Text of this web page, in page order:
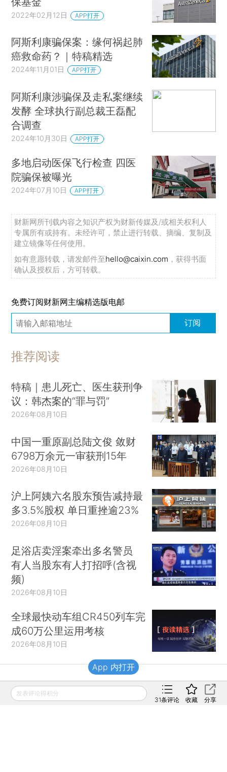
2022年02月12日 APP打开
阿斯利康骗保案：缘何祸起肺
癌救命药？｜特稿精选
2024年11月01日 APP打开
阿斯利康涉骗保及走私案继续
发酵 全球执行副总裁王磊配
合调查
2024年10月30日 APP打开
多地启动医保飞行检查 四医
院骗保被曝光
2024年07月10日 APP打开
财新网所刊载内容之知识产权为财新传媒及/或相关权利人
专属所有或持有。未经许可，禁止进行转载、摘编、复制及
建立镜像等任何使用。
如有意愿转载，请发邮件至hello@caixin.com ，获得书面
确认及授权后，方可转载。
免费订阅财新网主编精选版电邮
订阅
推荐阅读
特稿｜患儿死亡、医生获刑争
议：韩杰案的“罪与罚”
2026年08月10日
中国一重原副总陆文俊 敛财
6798万余元一审获刑15年
2026年08月10日
沪上阿姨六名股东预告减持最
多3.5%股权 单日重挫逾23%
2026年08月10日
足浴店卖淫案牵出多名警员
有人当股东有人打招呼(含视
频)
2026年08月10日
全球最快动车组CR450列车完
成60万公里运用考核
2026年08月10日
财新移动
发表评论得积分
31条评论 收藏 分享
App 内打开